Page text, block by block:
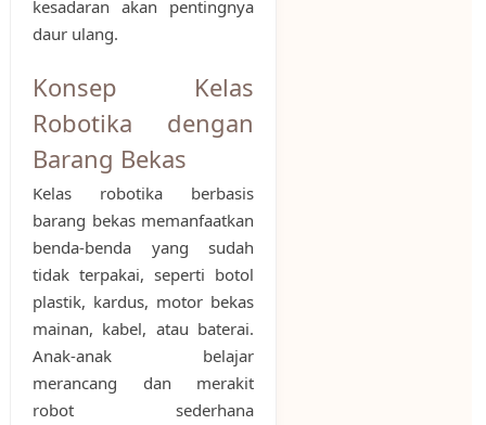
kesadaran akan pentingnya
daur ulang.
Konsep Kelas
Robotika dengan
Barang Bekas
Kelas robotika berbasis
barang bekas memanfaatkan
benda-benda yang sudah
tidak terpakai, seperti botol
plastik, kardus, motor bekas
mainan, kabel, atau baterai.
Anak-anak belajar
merancang dan merakit
robot sederhana